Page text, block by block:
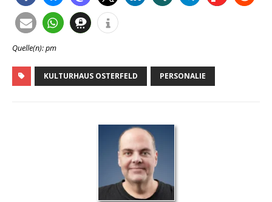
Quelle(n): pm
KULTURHAUS OSTERFELD PERSONALIE